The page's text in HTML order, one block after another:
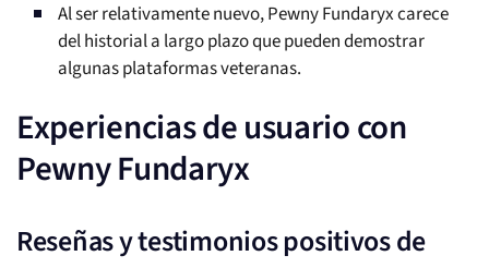
Al ser relativamente nuevo, Pewny Fundaryx carece
del historial a largo plazo que pueden demostrar
algunas plataformas veteranas.
Experiencias de usuario con
Pewny Fundaryx
Reseñas y testimonios positivos de